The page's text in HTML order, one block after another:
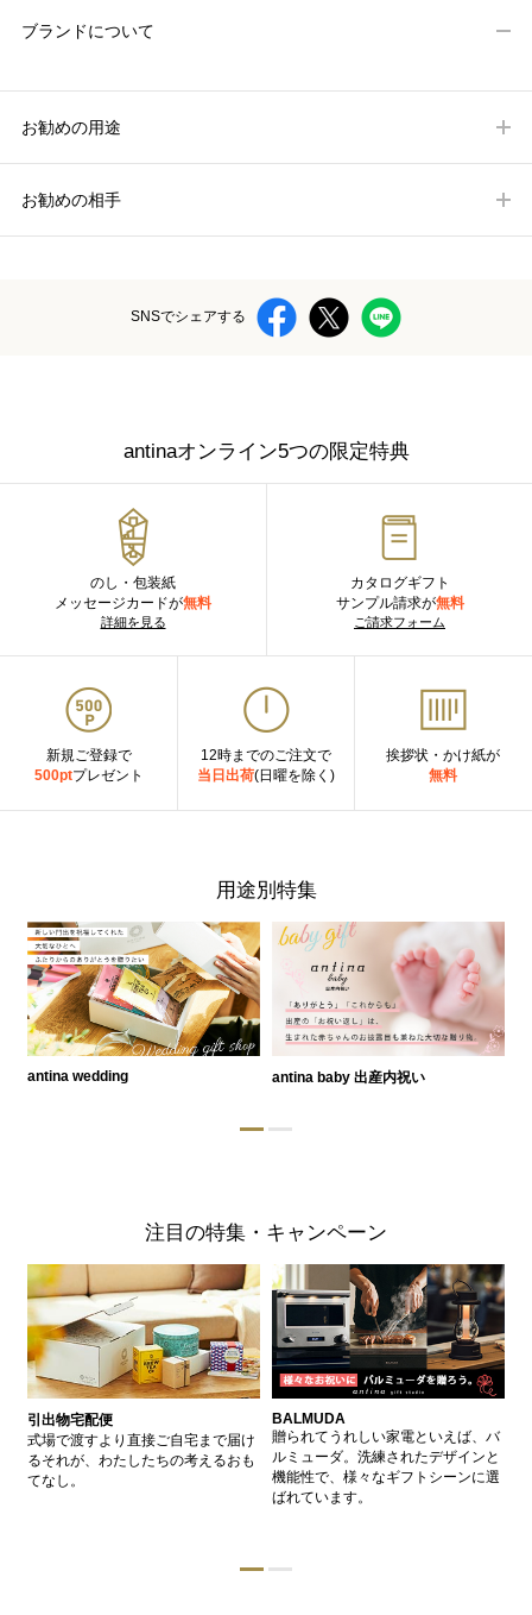
ブランドについて
お勧めの用途
お勧めの相手
SNSでシェアする
antinaオンライン5つの限定特典
のし・包装紙
メッセージカードが無料
詳細を見る
カタログギフト
サンプル請求が無料
ご請求フォーム
新規ご登録で
500ptプレゼント
12時までのご注文で
当日出荷(日曜を除く)
挨拶状・かけ紙が
無料
用途別特集
antina wedding antina baby 出産内祝い
注目の特集・キャンペーン
引出物宅配便
式場で渡すより直接ご自宅まで届け
るそれが、わたしたちの考えるおも
てなし。
BALMUDA
贈られてうれしい家電といえば、バ
ルミューダ。洗練されたデザインと
機能性で、様々なギフトシーンに選
ばれています。